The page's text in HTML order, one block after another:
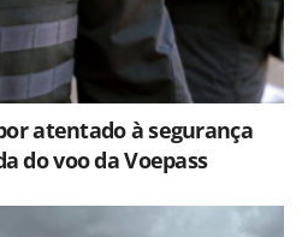
atentado à segurança
do voo da Voepass